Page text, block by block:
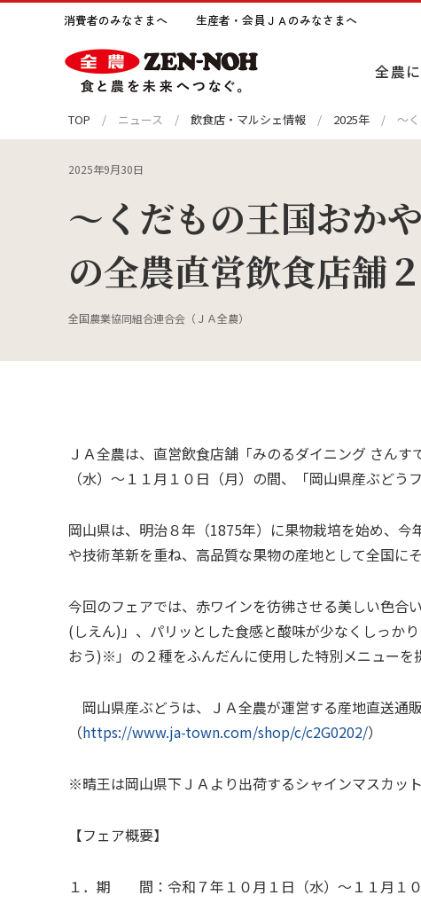
全農
全農についてトップへ
トップメッセージ 沿革
コーポレートガバナンス 日本の農
全農のネットワーク 財務情報
事業紹介トップへ
営業開発 輸出事業
麦類農産事業 園芸事業
農機事業 園芸資材
サステナビリティトップへ
環境との調和 社会
ライブラリトップへ
全農の出版物 JA全農ウ
新聞広告 ラジオ・
みのりのおと Minorinote 全農グル
採用情報トップへ
新卒採用 障がい者
グループ会社採用 1day 仕事
消費者のみなさまへ 生産者・会員ＪＡのみなさまへ
TOP ニュース 飲食店・マルシェ情報 2025年 ～
2025年9月30日
～くだもの王国おか
の全農直営飲食店舗
全国農業協同組合連合会（ＪＡ全農）
ＪＡ全農は、直営飲食店舗「みのるダイニング さん
（水）～１１月１０日（月）の間、「岡山県産ぶどう
岡山県は、明治８年（1875年）に果物栽培を始め、今
や技術革新を重ね、高品質な果物の産地として全国に
今回のフェアでは、赤ワインを彷彿させる美しい色合
(しえん) 」、パリッとした食感と酸味が少なくしっか
おう)※」の２種をふんだんに使用した特別メニューを
岡山県産ぶどうは、ＪＡ全農が運営する産地直送通
（https://www.ja-town.com/shop/c/c2G0202/）
※晴王は岡山県下ＪＡより出荷するシャインマスカット
【フェア概要】
１．期 間：令和７年１０月１日（水）～１１月１０